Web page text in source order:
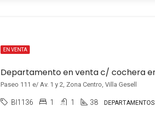
EN VENTA
Paseo 111 e/ Av. 1 y 2, Zona Centro, Villa Gesell
BI1136 1 1 38 DEPARTAMENTOS